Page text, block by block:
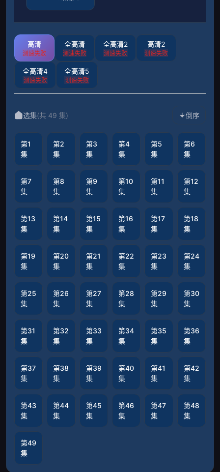
高清
测速失败
全高清
测速失败
全高清2
测速失败
高清2
测速失败
全高清4
测速失败
全高清5
测速失败
选集(共 49 集) 倒序
第1
集
第2
集
第3
集
第4
集
第5
集
第6
集
第7
集
第8
集
第9
集
第10
集
第11
集
第12
集
第13
集
第14
集
第15
集
第16
集
第17
集
第18
集
第19
集
第20
集
第21
集
第22
集
第23
集
第24
集
第25
集
第26
集
第27
集
第28
集
第29
集
第30
集
第31
集
第32
集
第33
集
第34
集
第35
集
第36
集
第37
集
第38
集
第39
集
第40
集
第41
集
第42
集
第43
集
第44
集
第45
集
第46
集
第47
集
第48
集
第49
集